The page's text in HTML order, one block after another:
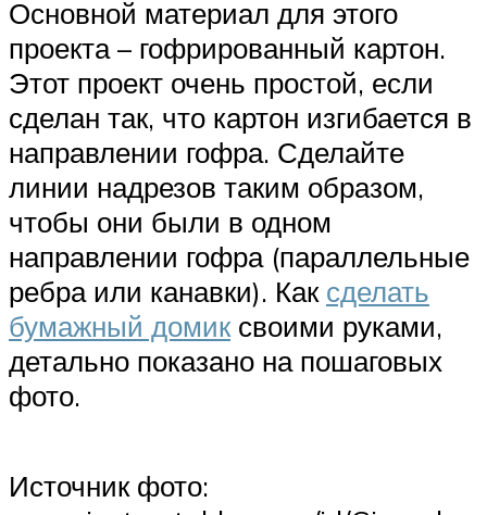
Основной материал для этого
проекта – гофрированный картон.
Этот проект очень простой, если
сделан так, что картон изгибается в
направлении гофра. Сделайте
линии надрезов таким образом,
чтобы они были в одном
направлении гофра (параллельные
ребра или канавки). Как сделать
бумажный домик своими руками,
детально показано на пошаговых
фото.
Источник фото: